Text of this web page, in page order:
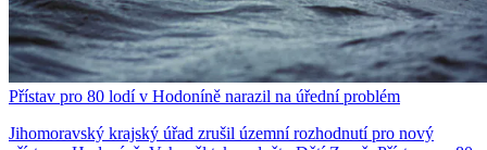
Přístav pro 80 lodí v Hodoníně narazil na úřední problém
Jihomoravský krajský úřad zrušil územní rozhodnutí pro nový